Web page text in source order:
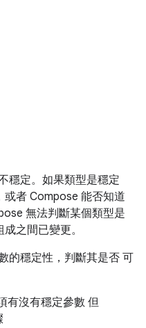
穩定。如果類型是穩定
或者 Compose 能否知道
無法判斷某個類型是
之間已變更。
的穩定性，判斷其是否 可
有沒有穩定參數 但